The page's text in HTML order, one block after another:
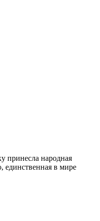
принесла народная
единственная в мире